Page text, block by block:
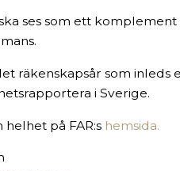
ses som ett
räkenskapsår som inleds
i Sverige.
helhet på FAR:s hemsida.